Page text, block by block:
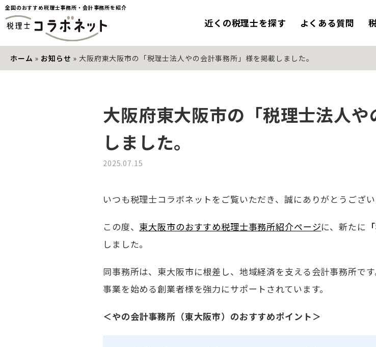
全国のおすすめ税理士事務所・会計事務所を紹介
近くの税理士を探す よくある質問
ホーム » お知らせ » 大阪府東大阪市の「税理士法人やの会計事務所」様を掲載しました。
大阪府東大阪市の「税理士法人
しました。
2025.07.15
いつも税理士コラボネットをご覧いただき、誠にありがとうござい
この度、 東大阪市のおすすめ税理士事務所紹介ページに、新たに
しました。
同事務所は、東大阪市に根差し、地域経済を支える会計事務所で
事業を始める創業者様を強力にサポートされています。
＜やの会計事務所（東大阪市）のおすすめポイント＞